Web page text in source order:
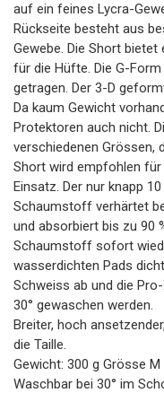
auf ein feines Lycra-
Rückseite besteht aus
Gewebe. Die Short
für die Hüfte. Die G-
getragen. Der 3-D
Da kaum Gewicht
Protektoren auch nicht.
verschiedenen Grössen,
Short wird empfohlen für
Einsatz. Der nur knapp
Schaumstoff verhärtet
und absorbiert bis zu 90
Schaumstoff sofort
wasserdichten Pads
Schweiss ab und die
30° gewaschen werden.
Breiter, hoch
die Taille.
Gewicht: 300 g Grösse M
Waschbar bei 30° im